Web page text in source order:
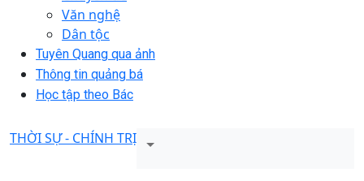
Văn nghệ
Dân tộc
Tuyên Quang qua ảnh
Thông tin quảng bá
Học tập theo Bác
THỜI SỰ - CHÍNH TRỊ